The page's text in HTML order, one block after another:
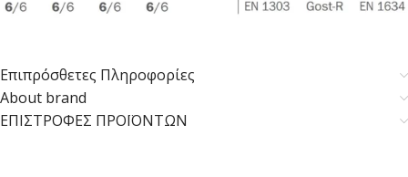
Επιπρόσθετες Πληροφορίες
About brand
ΕΠΙΣΤΡΟΦΕΣ ΠΡΟΪΟΝΤΩΝ